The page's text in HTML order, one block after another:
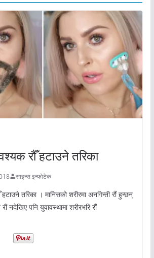
रौँ हटाउने तरिका
साइन्स इन्फोटेक
तरिका । मानिसको शरीरमा अनगिन्ती रौं हुन्छन्
रौं नदेखिए पनि युवावस्थामा शरीरभरि रौं